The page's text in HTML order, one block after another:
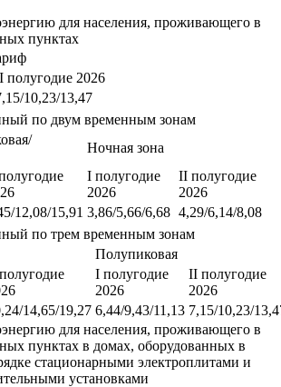
для населения, проживающего в
пунктах
полугодие 2026
10,23/13,47
по двум временным зонам
Ночная зона
I полугодие
2026
II полугодие
2026
12,08/15,91 3,86/5,66/6,68 4,29/6,14/8,08
по трем временным зонам
Полупиковая
I полугодие
2026
II полугодие
2026
14,65/19,27 6,44/9,43/11,13 7,15/10,23/
для населения, проживающего в
пунктах в домах, оборудованных в
стационарными электроплитами и
установками